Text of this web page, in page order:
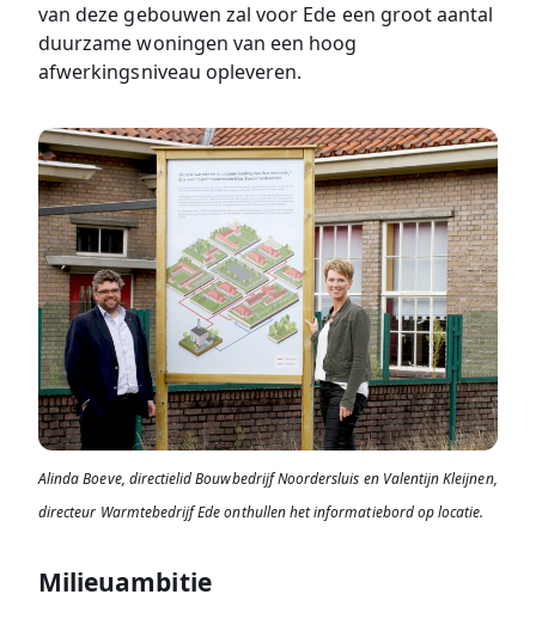
van deze gebouwen zal voor Ede een groot aantal
duurzame woningen van een hoog
afwerkingsniveau opleveren.
Alinda Boeve, directielid Bouwbedrijf Noordersluis en Valentijn Kleijnen,
directeur Warmtebedrijf Ede onthullen het informatiebord op locatie.
Milieuambitie